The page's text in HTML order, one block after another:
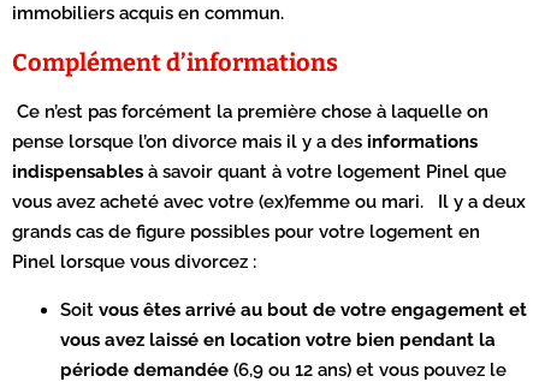
immobiliers acquis en commun.
Complément d’informations
Ce n’est pas forcément la première chose à laquelle on
pense lorsque l’on divorce mais il y a des informations
indispensables à savoir quant à votre logement Pinel que
vous avez acheté avec votre (ex)femme ou mari. Il y a deux
grands cas de figure possibles pour votre logement en
Pinel lorsque vous divorcez :
Soit vous êtes arrivé au bout de votre engagement et
vous avez laissé en location votre bien pendant la
période demandée (6,9 ou 12 ans) et vous pouvez le